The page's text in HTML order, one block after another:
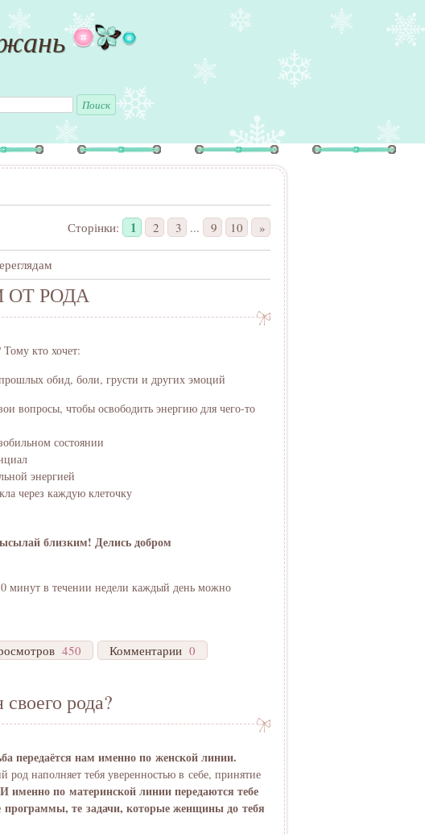
Сторінки: 1 2 3 ... 9 10 »
РОДА ⠀⠀
кто хочет:
обид, боли, грусти и других эмоций
вопросы, чтобы освободить энергию для чего-то
состоянии
энергией
через каждую клеточку
близким! Делись добром
минут в течении недели каждый день можно
450 Комментарии 0
рода?
передаётся нам именно по женской линии.
род наполняет тебя уверенностью в себе, принятие
И именно по материнской линии передаются тебе
программы, те задачи, которые женщины до тебя